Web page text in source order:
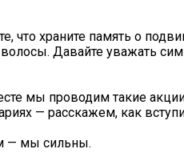
что храните память о
Давайте уважать
мы проводим такие
— расскажем, как
— мы сильны.